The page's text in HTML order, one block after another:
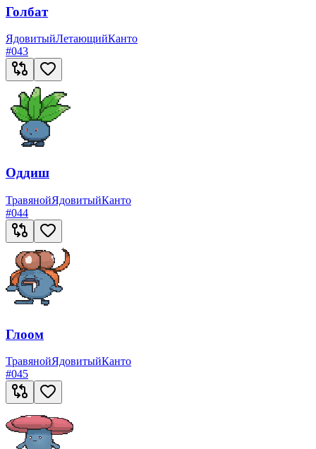
Голбат
ЯдовитыйЛетающийКанто
#043
Оддиш
ТравянойЯдовитыйКанто
#044
Глоом
ТравянойЯдовитыйКанто
#045